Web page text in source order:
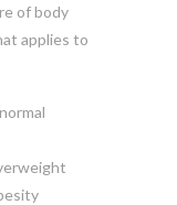
of body
applies to